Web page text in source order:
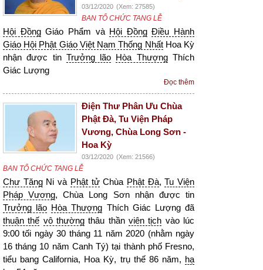
03/12/2020 (Xem: 27585)
BAN TỔ CHỨC TANG LỄ
Hội ĐồngGiáo Phẩm và Hội Đồng Điều Hành
Giáo Hội Phật Giáo Việt Nam Thống NhấtHoa Kỳ
nhận được tin Trưởng lão Hòa ThượngThích
Giác Lượng
Đọc thêm
Điện Thư Phân Ưu Chùa
Phật Đà, Tu Viện Pháp
Vương, Chùa Long Sơn -
Hoa Kỳ
03/12/2020 (Xem: 21566)
BAN TỔ CHỨC TANG LỄ
Chư TăngNi và Phật tửChùa Phật Đà,Tu Viện
Pháp Vương, Chùa Long Sơn nhận được tin
Trưởng lão Hòa Thượng Thích Giác Lượng đã
thuận thế vô thường thâu thầnviên tịch vào lúc
9:00 tối ngày 30 tháng 11 năm 2020 (nhằm ngày
16 tháng 10 năm Canh Tý) tại thành phố Fresno,
tiểu bang California, Hoa Kỳ, trụ thế 86 năm, hạ